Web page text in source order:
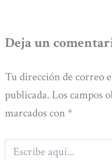
Deja un
Tu dirección de correo
publicada. Los campos
marcados con *
Escribe
aquí...